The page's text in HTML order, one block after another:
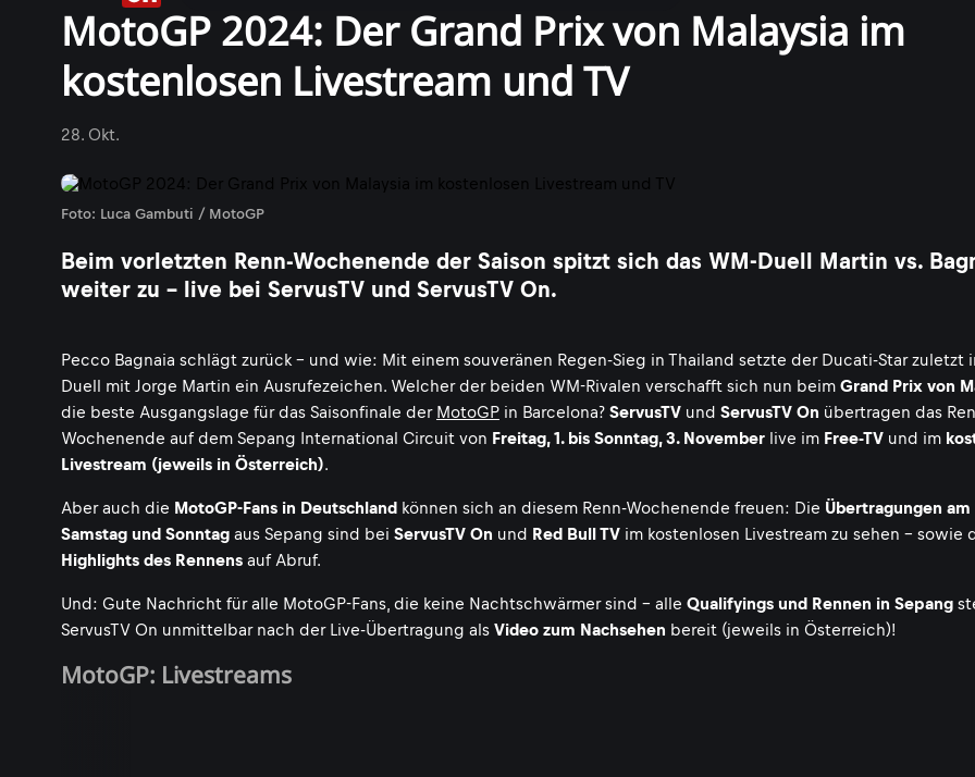
MotoGP 2024: Der Grand Prix von Malaysia im
kostenlosen Livestream und TV
28. Okt.
Foto: Luca Gambuti / MotoGP
Beim vorletzten Renn-Wochenende der Saison spitzt sich das WM-Duell Martin vs.
weiter zu - live bei ServusTV und ServusTV On.
Pecco Bagnaia schlägt zurück - und wie: Mit einem souveränen Regen-Sieg in Thailand setzte der Ducati-Star zuletzt
Duell mit Jorge Martin ein Ausrufezeichen. Welcher der beiden WM-Rivalen verschafft sich nun beim Grand Prix von
die beste Ausgangslage für das Saisonfinale der MotoGP in Barcelona? ServusTV und ServusTV On übertragen das
Wochenende auf dem Sepang International Circuit von Freitag, 1. bis Sonntag, 3. November live im Free-TV und im
Livestream (jeweils in Österreich).
Aber auch die MotoGP-Fans in Deutschland können sich an diesem Renn-Wochenende freuen: Die Übertragungen am
Samstag und Sonntag aus Sepang sind bei ServusTV On und Red Bull TV im kostenlosen Livestream zu sehen - sowie
Highlights des Rennens auf Abruf.
Und: Gute Nachricht für alle MotoGP-Fans, die keine Nachtschwärmer sind - alle Qualifyings und Rennen in Sepang
ServusTV On unmittelbar nach der Live-Übertragung als Video zum Nachsehen bereit (jeweils in Österreich)!
MotoGP: Livestreams